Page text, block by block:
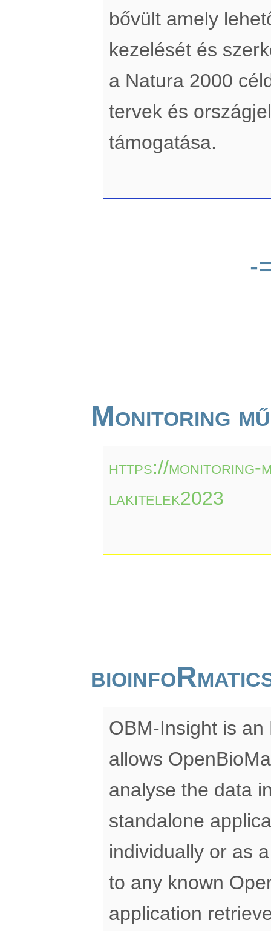
bővült amely
kezelését és
a Natura 2000
tervek és
támogatása.
-
Monitoring
https://monitoring-
lakitelek2023
OBM-Insight is
allows
analyse the data
standalone
individually or as
to any known
application